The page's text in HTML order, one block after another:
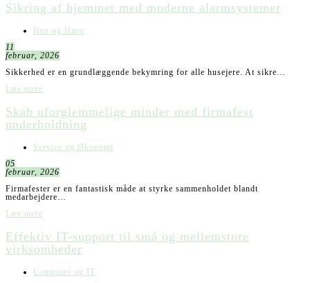
Sikring af hjemmet med moderne alarmsystemer
Hus og Have
11
februar, 2026
Sikkerhed er en grundlæggende bekymring for alle husejere. At sikre…
Læs mere
Skab uforglemmelige minder med firmafest
underholdning
Service og Økonomi
05
februar, 2026
Firmafester er en fantastisk måde at styrke sammenholdet blandt
medarbejdere…
Læs mere
Effektiv IT-support til små og mellemstore
virksomheder
Computer og IT